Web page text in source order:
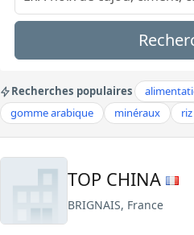
Recherches populaires
gomme arabique
minéraux riz
TOP CHINA
BRIGNAIS, France